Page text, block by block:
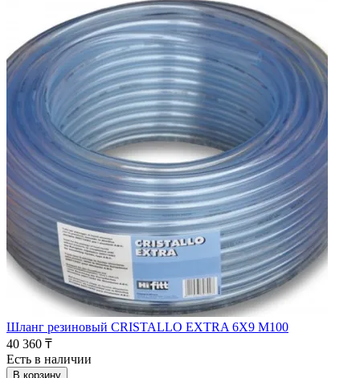
Шланг резиновый CRISTALLO EXTRA 6X9 M100
40 360 ₸
Есть в наличии
В корзину